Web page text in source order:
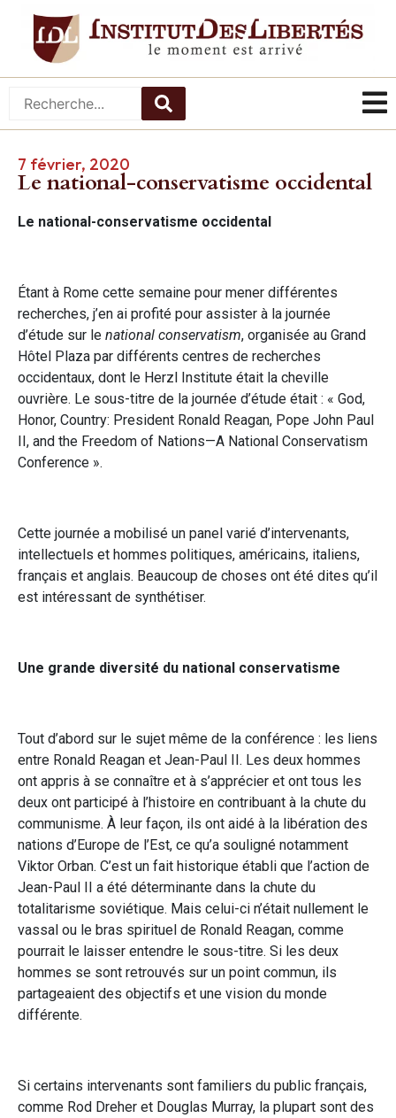
7 février, 2020
Le national-conservatisme occidental
Le national-conservatisme occidental
Étant à Rome cette semaine pour mener différentes
recherches, j’en ai profité pour assister à la journée
d’étude sur le national conservatism, organisée au Grand
Hôtel Plaza par différents centres de recherches
occidentaux, dont le Herzl Institute était la cheville
ouvrière. Le sous-titre de la journée d’étude était : « God,
Honor, Country: President Ronald Reagan, Pope John Paul
II, and the Freedom of Nations—A National Conservatism
Conference ».
Cette journée a mobilisé un panel varié d’intervenants,
intellectuels et hommes politiques, américains, italiens,
français et anglais. Beaucoup de choses ont été dites qu’il
est intéressant de synthétiser.
Une grande diversité du national conservatisme
Tout d’abord sur le sujet même de la conférence : les liens
entre Ronald Reagan et Jean-Paul II. Les deux hommes
ont appris à se connaître et à s’apprécier et ont tous les
deux ont participé à l’histoire en contribuant à la chute du
communisme. À leur façon, ils ont aidé à la libération des
nations d’Europe de l’Est, ce qu’a souligné notamment
Viktor Orban. C’est un fait historique établi que l’action de
Jean-Paul II a été déterminante dans la chute du
totalitarisme soviétique. Mais celui-ci n’était nullement le
vassal ou le bras spirituel de Ronald Reagan, comme
pourrait le laisser entendre le sous-titre. Si les deux
hommes se sont retrouvés sur un point commun, ils
partageaient des objectifs et une vision du monde
différente.
Si certains intervenants sont familiers du public français,
comme Rod Dreher et Douglas Murray, la plupart sont des